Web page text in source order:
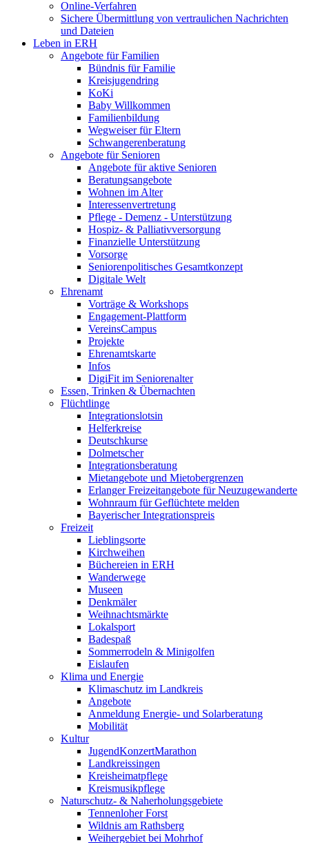
Online-Verfahren
Sichere Übermittlung von vertraulichen Nachrichten
und Dateien
Leben in ERH
Angebote für Familien
Bündnis für Familie
Kreisjugendring
KoKi
Baby Willkommen
Familienbildung
Wegweiser für Eltern
Schwangerenberatung
Angebote für Senioren
Angebote für aktive Senioren
Beratungsangebote
Wohnen im Alter
Interessenvertretung
Pflege - Demenz - Unterstützung
Hospiz- & Palliativversorgung
Finanzielle Unterstützung
Vorsorge
Seniorenpolitisches Gesamtkonzept
Digitale Welt
Ehrenamt
Vorträge & Workshops
Engagement-Plattform
VereinsCampus
Projekte
Ehrenamtskarte
Infos
DigiFit im Seniorenalter
Essen, Trinken & Übernachten
Flüchtlinge
Integrationslotsin
Helferkreise
Deutschkurse
Dolmetscher
Integrationsberatung
Mietangebote und Mietobergrenzen
Erlanger Freizeitangebote für Neuzugewanderte
Wohnraum für Geflüchtete melden
Bayerischer Integrationspreis
Freizeit
Lieblingsorte
Kirchweihen
Büchereien in ERH
Wanderwege
Museen
Denkmäler
Weihnachtsmärkte
Lokalsport
Badespaß
Sommerrodeln & Minigolfen
Eislaufen
Klima und Energie
Klimaschutz im Landkreis
Angebote
Anmeldung Energie- und Solarberatung
Mobilität
Kultur
JugendKonzertMarathon
Landkreissingen
Kreisheimatpflege
Kreismusikpflege
Naturschutz- & Naherholungsgebiete
Tennenloher Forst
Wildnis am Rathsberg
Weihergebiet bei Mohrhof